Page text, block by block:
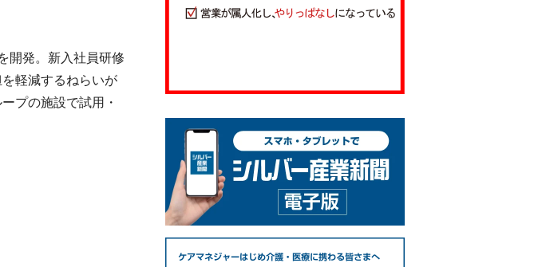
開発。新入社員研修
軽減するねらいが
プの施設で試用・